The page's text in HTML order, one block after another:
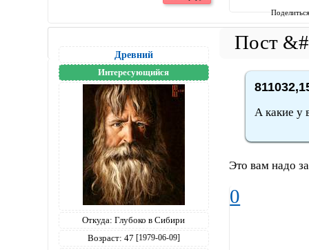
Древний
Интересующийся
Откуда: Глубоко в Сибири
Возраст: 47 [1979-06-09]
А какие у
Это вам надо
0